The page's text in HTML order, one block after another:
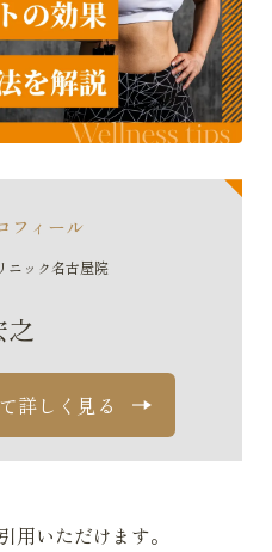
フィール
ニック名古屋院
之
詳しく見る
用いただけます。